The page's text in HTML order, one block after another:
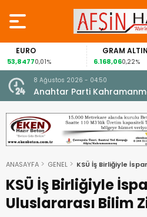
0,01%
GRAM ALTIN
6.168,060,22%
8 Ağustos 2026 - 04:50
Anahtar Parti
Afşin Teşkilatı ile buluştu.
ANASAYFA GENEL KSÜ İş Birliğiyle
KSÜ İş Birliğiyle
Uluslararası Bilim